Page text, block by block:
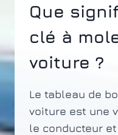
Que
clé à
voiture ?
Le tableau de
voiture est une
le conducteur